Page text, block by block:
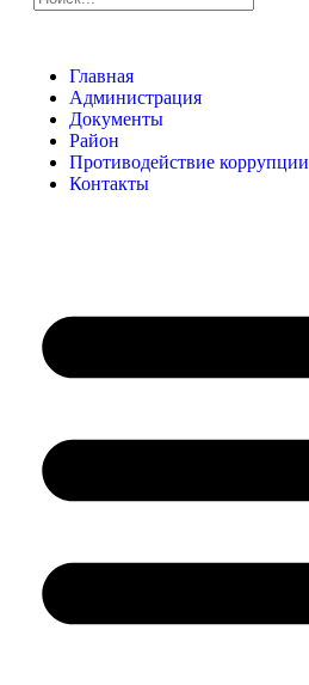
Главная
Администрация
Документы
Район
Противодействие коррупции
Контакты